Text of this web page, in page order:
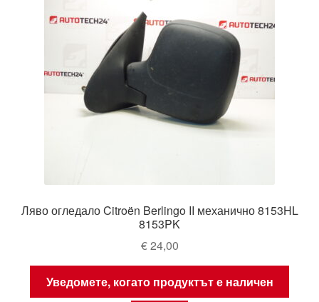
Ляво огледало Citroën Berlingo II механично 8153HL
8153PK
€24,00
Уведомете, когато продуктът е наличен